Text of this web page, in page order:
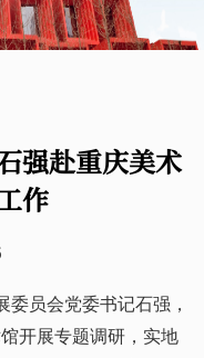
强赴重庆美术
作
委员会党委书记石强，
开展专题调研，实地